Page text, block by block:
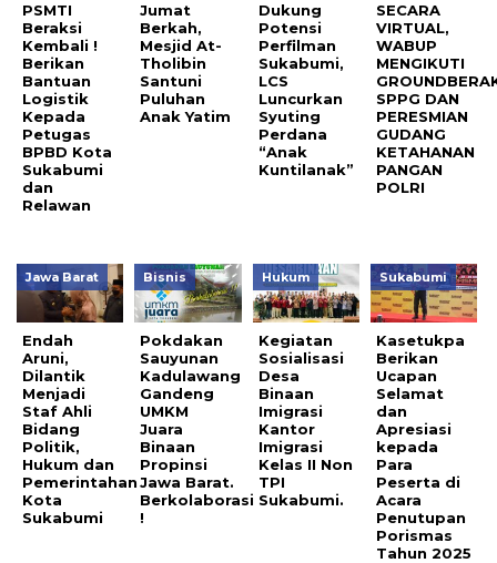
PSMTI
Beraksi
Kembali !
Berikan
Bantuan
Logistik
Kepada
Petugas
BPBD Kota
Sukabumi
dan
Relawan
Jumat
Berkah,
Mesjid At-
Tholibin
Santuni
Puluhan
Anak Yatim
Dukung
Potensi
Perfilman
Sukabumi,
LCS
Luncurkan
Syuting
Perdana
“Anak
Kuntilanak”
SECARA
VIRTUAL,
WABUP
MENGIKUTI
SPPG DAN
PERESMIAN
GUDANG
KETAHANAN
PANGAN
POLRI
Jawa Barat
Endah
Aruni,
Dilantik
Menjadi
Staf Ahli
Bidang
Politik,
Hukum dan
Pemerintahan
Kota
Sukabumi
Bisnis
Pokdakan
Sauyunan
Kadulawang
Gandeng
UMKM
Juara
Binaan
Propinsi
Jawa Barat.
Berkolaborasi
!
Hukum
Kegiatan
Sosialisasi
Desa
Binaan
Imigrasi
Kantor
Imigrasi
Kelas II Non
TPI
Sukabumi.
Sukabumi
Kasetukpa
Berikan
Ucapan
Selamat
dan
Apresiasi
kepada
Para
Peserta di
Acara
Penutupan
Porismas
Tahun 2025